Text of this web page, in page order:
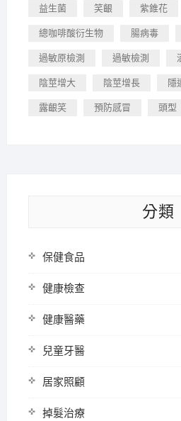
益生菌 笑齦 紫錐花
總咖啡酸衍生物 腸病毒
過敏原檢測 過敏檢測
陰莖增大 陰莖增長 隱
露齦笑 預防感冒 頭型
分類
保健食品
健康檢查
健康醫藥
兒童牙醫
居家照顧
掉髮治療